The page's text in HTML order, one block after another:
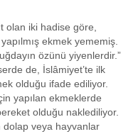
olan iki hadise göre,
ekmek yememiş.
özünü yiyenlerdir.”
de, İslâmiyet’te ilk
olduğu ifade ediliyor.
yapılan ekmeklerde
olduğu naklediliyor.
dolap veya hayvanlar